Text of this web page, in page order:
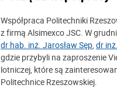
Współpraca Politechniki
z firmą Alsimexco JSC. W
dr hab. inż. Jarosław Sęp dr
gdzie przybyli na zaproszenie
lotniczej, które są
Politechnice Rzeszowskiej.